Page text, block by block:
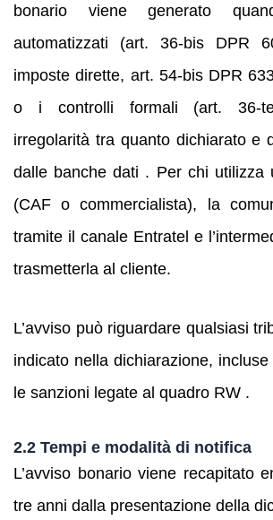
bonario viene generato
automatizzati (art. 36‑bis DPR
imposte dirette, art. 54‑bis DPR
o i controlli formali (art.
irregolarità tra quanto dichiarato e
dalle banche dati . Per chi utilizza
(CAF o commercialista), la
tramite il canale Entratel e
trasmetterla al cliente.
L’avviso può riguardare qualsiasi
indicato nella dichiarazione, incluse
le sanzioni legate al quadro RW .
2.2 Tempi e modalità di notifica
L’avviso bonario viene recapitato
tre anni dalla presentazione della